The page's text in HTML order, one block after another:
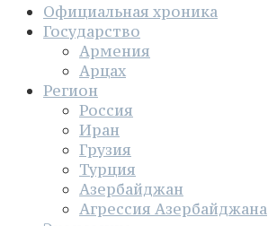
Официальная хроника
Государство
Армения
Арцах
Регион
Россия
Иран
Грузия
Турция
Азербайджан
Агрессия Азербайджана